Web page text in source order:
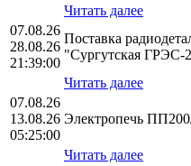
Читать далее
07.08.26
28.08.26
21:39:00
Поставка
"Сургутская
Читать далее
07.08.26
13.08.26
05:25:00
Электропечь
Читать далее